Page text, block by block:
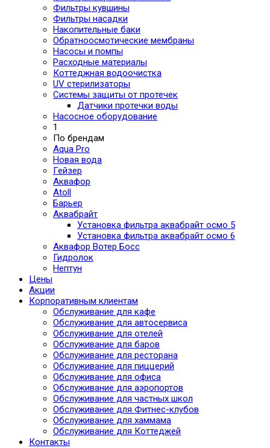
Фильтры кувшины
Фильтры насадки
Накопительные баки
Обратноосмотические мембраны
Насосы и помпы
Расходные материалы
Коттеджная водоочистка
UV стерилизаторы
Системы защиты от протечек
Датчики протечки воды
Насосное оборудование
1
По брендам
Aqua Pro
Новая вода
Гейзер
Аквафор
Atoll
Барьер
Аквабрайт
Установка фильтра аквабрайт осмо 5
Установка фильтра аквабрайт осмо 6
Аквафор Вотер Босс
Гидролок
Нептун
Цены
Акции
Корпоративным клиентам
Обслуживание для кафе
Обслуживание для автосервиса
Обслуживание для отелей
Обслуживание для баров
Обслуживание для ресторана
Обслуживание для пиццерий
Обслуживание для офиса
Обслуживание для аэропортов
Обслуживание для частных школ
Обслуживание для Фитнес-клубов
Обслуживание для хаммама
Обслуживание для Коттеджей
Контакты